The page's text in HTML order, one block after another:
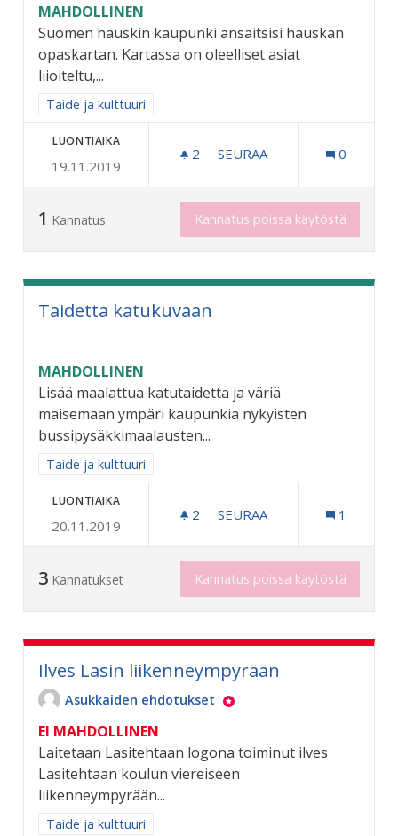
MAHDOLLINEN
Suomen hauskin kaupunki ansaitsisi hauskan
opaskartan. Kartassa on oleelliset asiat
liioiteltu,...
Rajaa tulokset aihepiirin mukaan: Taide ja kulttuuri
Taide ja kulttuuri
LUONTIAIKA
19.11.2019
2 2 SEURAAJAA
SEURAA 0
1 Kannatus Kannatus poissa käytöstä
Taidetta katukuvaan
MAHDOLLINEN
Lisää maalattua katutaidetta ja väriä
maisemaan ympäri kaupunkia nykyisten
bussipysäkkimaalausten...
Rajaa tulokset aihepiirin mukaan: Taide ja kulttuuri
Taide ja kulttuuri
LUONTIAIKA
20.11.2019
2 2 SEURAAJAA
SEURAA 1
3 Kannatukset Kannatus poissa käytöstä
Ilves Lasin liikenneympyrään
Asukkaiden ehdotukset
EI MAHDOLLINEN
Laitetaan Lasitehtaan logona toiminut ilves
Lasitehtaan koulun viereiseen
liikenneympyrään...
Rajaa tulokset aihepiirin mukaan: Taide ja kulttuuri
Taide ja kulttuuri